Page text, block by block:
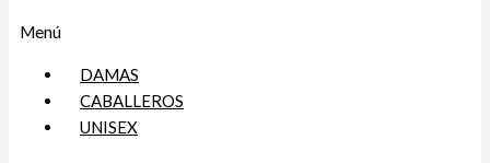
Menú
DAMAS
CABALLEROS
UNISEX